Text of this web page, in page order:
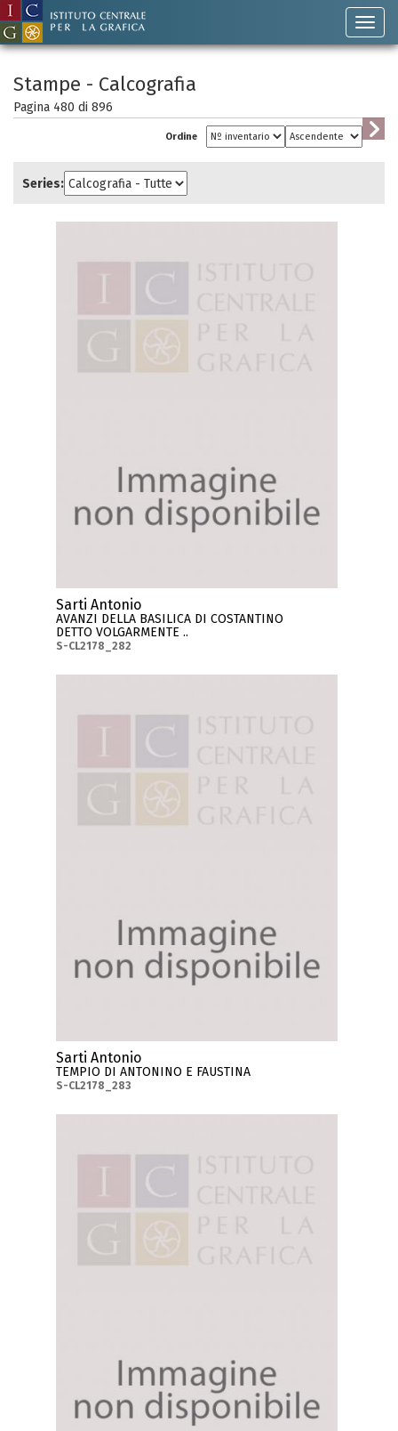
Stampe - Calcografia
Pagina 480 di 896
Ordine
Series:
Sarti Antonio
AVANZI DELLA BASILICA DI COSTANTINO
DETTO VOLGARMENTE ..
S-CL2178_282
Sarti Antonio
TEMPIO DI ANTONINO E FAUSTINA
S-CL2178_283